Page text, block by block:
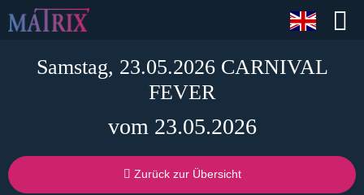
Samstag, 23.05.2026 CARNIVAL
FEVER
vom 23.05.2026
Zurück zur Übersicht